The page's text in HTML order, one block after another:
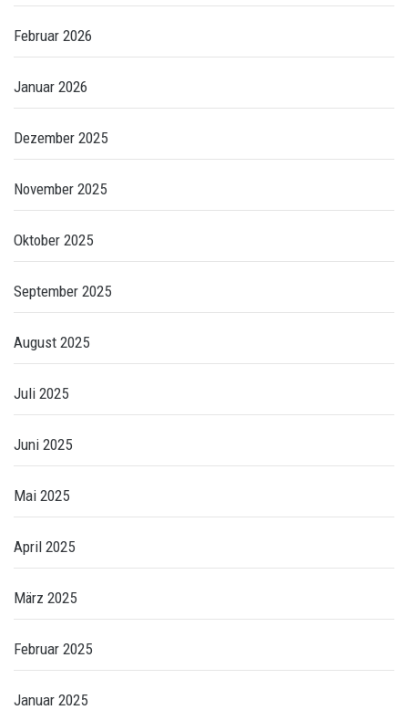
Februar 2026
Januar 2026
Dezember 2025
November 2025
Oktober 2025
September 2025
August 2025
Juli 2025
Juni 2025
Mai 2025
April 2025
März 2025
Februar 2025
Januar 2025